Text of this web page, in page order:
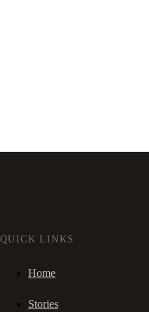
QUICK LINKS
Home
Stories